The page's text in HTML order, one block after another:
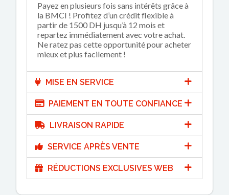
Payez en plusieurs fois sans intérêts grâce à
la BMCI ! Profitez d’un crédit flexible à
partir de 1500 DH jusqu’à 12 mois et
repartez immédiatement avec votre achat.
Ne ratez pas cette opportunité pour acheter
mieux et plus facilement !
MISE EN SERVICE
PAIEMENT EN TOUTE CONFIANCE
LIVRAISON RAPIDE
SERVICE APRÈS VENTE
RÉDUCTIONS EXCLUSIVES WEB